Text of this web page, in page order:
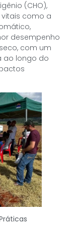
(CHO),
como a
desempenho
com um
ao longo do